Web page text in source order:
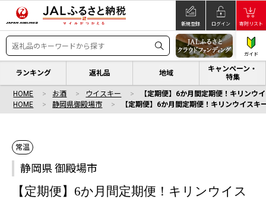
新規登録 ログイン 寄附リスト
ガイド
ランキング 返礼品 地域
キャンペーン・
特集
HOME お酒 ウイスキー
【定期便】6か月間定期便！キリン
HOME
静岡県御殿場市 【定期便】6か月間定期便！キリンウイス
常温
静岡県 御殿場市
【定期便】6か月間定期便！キリンウイス